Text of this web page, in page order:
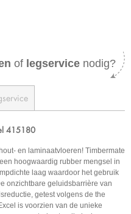
of legservice nodig?
415180
en laminaatvloeren! Timbermate
hoogwaardig rubber mengsel in
laag waardoor het gebruik
onzichtbare geluidsbarrière van
getest volgens de the
is voorzien van de unieke